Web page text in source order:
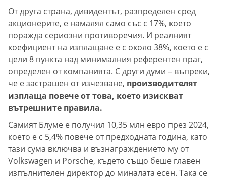
От друга страна, дивидентът, разпределен сред
акционерите, е намалял само със с 17%, което
поражда сериозни противоречия. И реалният
коефициент на изплащане е с около 38%, което е с
цели 8 пункта над минималния референтен праг,
определен от компанията. С други думи – въпреки,
че е застрашен от изчезване, производителят
изплаща повече от това, което изискват
вътрешните правила.
Самият Блуме е получил 10,35 млн евро през 2024,
което е с 5,4% повече от предходната година, като
тази сума включва и възнаграждението му от
Volkswagen и Porsche, където също беше главен
изпълнителен директор до миналата есен. Така се